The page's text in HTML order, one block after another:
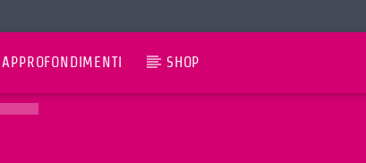
APPROFONDIMENTI SHOP